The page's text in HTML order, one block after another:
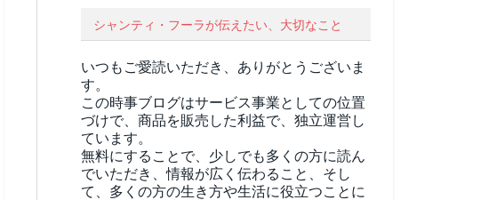
シャンティ・フーラが伝えたい、大切なこと
いつもご愛読いただき、ありがとうございま
す。
この時事ブログはサービス事業としての位置
づけで、商品を販売した利益で、独立運営し
ています。
無料にすることで、少しでも多くの方に読ん
でいただき、情報が広く伝わること、そし
て、 多くの方の生き方や生活に役立つことに